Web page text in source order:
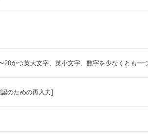
20かつ英大文字、英小文字、数字を少なくとも一
のための再入力]